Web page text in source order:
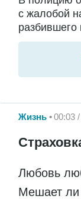
с жалобой
разбившего
Жизнь 00:03
Любовь
Мешает ли